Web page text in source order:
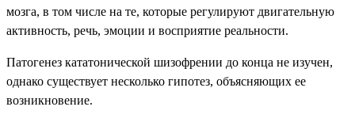
мозга, в том числе на те, которые регулируют двигательную
активность, речь, эмоции и восприятие реальности.
Патогенез кататонической шизофрении до конца не изучен,
однако существует несколько гипотез, объясняющих ее
возникновение.